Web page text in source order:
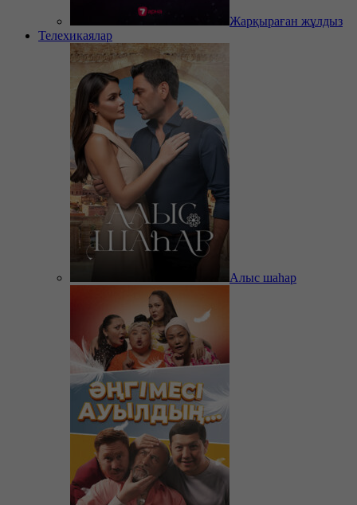
Жарқыраған жұлдыз
Телехикаялар
Алыс шаһар